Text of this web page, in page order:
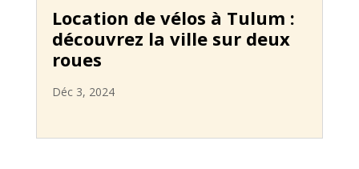
Location de vélos à Tulum :
découvrez la ville sur deux
roues
Déc 3, 2024